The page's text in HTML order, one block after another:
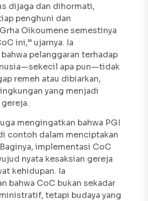
dijaga dan dihormati,
penghuni dan
Oikoumene semestinya
ini,” ujarnya. Ia
pelanggaran terhadap
apa pun—tidak
remeh atau dibiarkan,
yang menjadi
mengingatkan bahwa PGI
contoh dalam menciptakan
implementasi CoC
nyata kesaksian gereja
kehidupan. Ia
bahwa CoC bukan sekadar
tetapi budaya yang